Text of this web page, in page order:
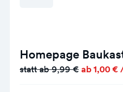
Homepage
statt ab 9,99 € ab 1,00 €